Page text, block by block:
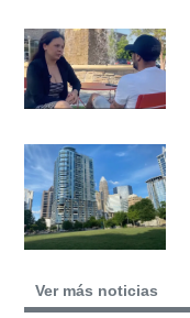
Ver más noticias